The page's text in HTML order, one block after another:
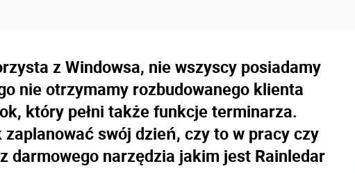
z Windowsa, nie wszyscy posiadamy
nie otrzymamy rozbudowanego klienta
który pełni także funkcje terminarza.
swój dzień, czy to w pracy czy
darmowego narzędzia jakim jest Rainledar